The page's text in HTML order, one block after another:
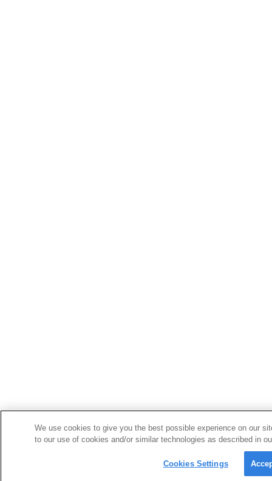
We use cookies to give you the best possible experience on our
to our use of cookies and/or similar technologies as described in
Cookies Settings